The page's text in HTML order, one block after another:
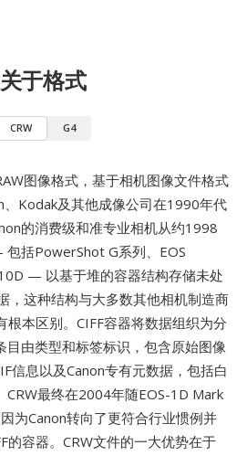
关于格式
CRW G4
图像格式，基于相机图像文件格式
、Kodak及其他成像公司在1990年代
的消费级和准专业相机从约1998
括PowerShot G系列、EOS
— 以基于堆的容器结构存储未处
，这种结构与大多数其他相机制造商
根本区别。CIFF容器将数据组织为分
目由类型和标签标识，包含原始图像
信息以及Canon专有元数据，包括白
CRW最终在2004年随EOS-1D Mark
为Canon转向了更符合行业惯例并
的容器。CRW文件的一大优势在于